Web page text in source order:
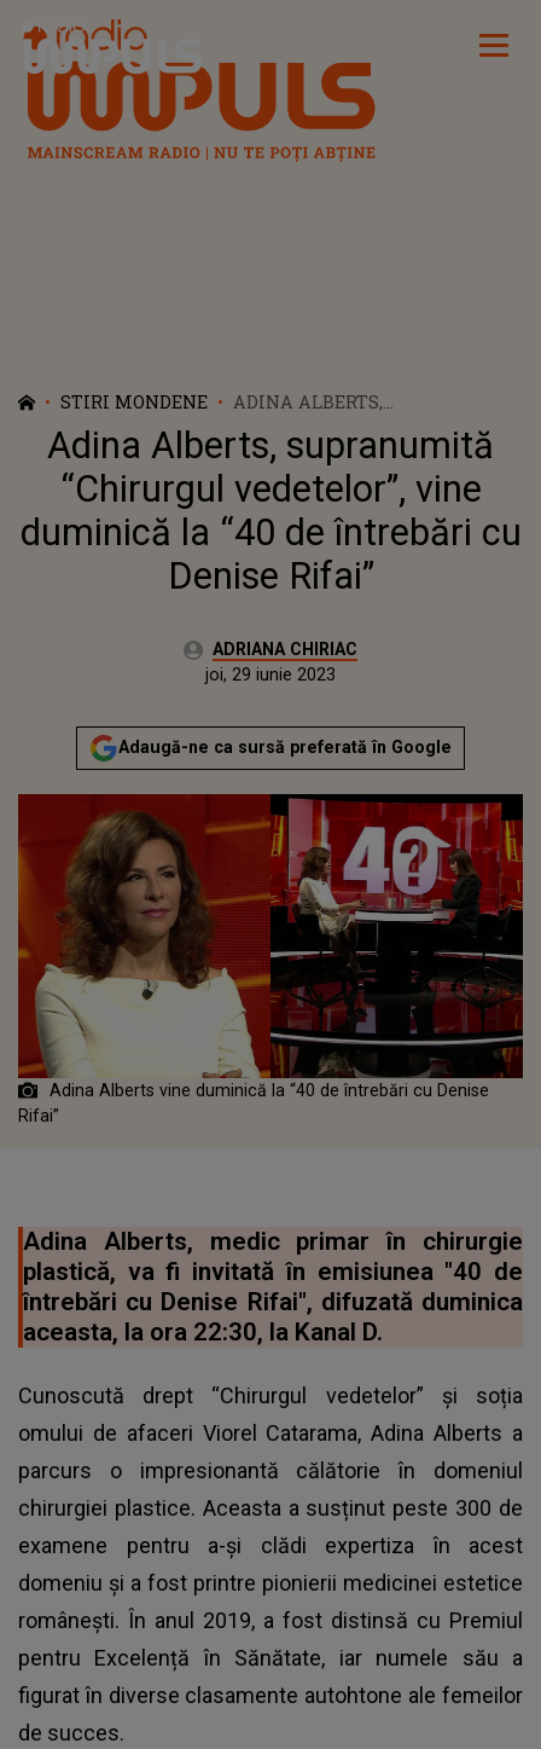
Radio Impuls
STIRI MONDENE
ADINA ALBERTS,
SUPRANUMITĂ “CHIRURGUL
VEDETELOR”, VINE DUMINICĂ
LA “40 DE ÎNTREBĂRI CU
DENISE RIFAI”
Adina Alberts, supranumită
“Chirurgul vedetelor”, vine
duminică la “40 de întrebări cu
Denise Rifai”
Autor:ADRIANA CHIRIAC
Publicat:
joi, 29 iunie 2023
Adaugă-ne ca sursă preferată în Google
Adina Alberts vine duminică la “40 de întrebări cu Denise
Rifai”
Adina Alberts, medic primar în chirurgie
plastică, va fi invitată în emisiunea "40 de
întrebări cu Denise Rifai", difuzată duminica
aceasta, la ora 22:30, la Kanal D.
Cunoscută drept “Chirurgul vedetelor” și soția
omului de afaceri Viorel Catarama, Adina Alberts a
parcurs o impresionantă călătorie în domeniul
chirurgiei plastice. Aceasta a susținut peste 300 de
examene pentru a-și clădi expertiza în acest
domeniu și a fost printre pionierii medicinei estetice
românești. În anul 2019, a fost distinsă cu Premiul
pentru Excelență în Sănătate, iar numele său a
figurat în diverse clasamente autohtone ale femeilor
de succes.